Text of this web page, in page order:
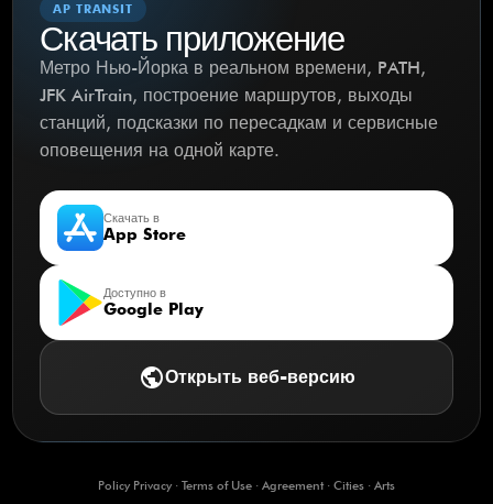
AP TRANSIT
Скачать приложение
Метро Нью-Йорка в реальном времени, PATH,
JFK AirTrain, построение маршрутов, выходы
станций, подсказки по пересадкам и сервисные
оповещения на одной карте.
Скачать в
App Store
Доступно в
Google Play
publicОткрыть веб-версию
Policy Privacy· Terms of Use · Agreement· Cities · Arts